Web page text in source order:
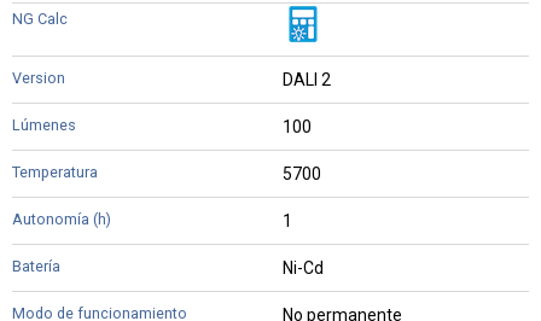
DALI 2
100
5700
1
Ni-Cd
No permanente